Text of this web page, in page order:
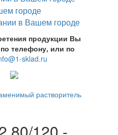
продукции Вы
телефону, или по
sklad.ru
растворитель